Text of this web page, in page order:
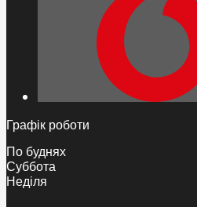
Графік роботи
По буднях
Суббота
Неділя